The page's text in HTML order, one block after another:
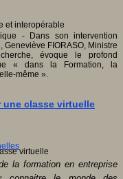
- Dans son intervention
FIORASO, Ministre
évoque le profond
« dans la Formation, la
même ».
une classe virtuelle
la formation en entreprise